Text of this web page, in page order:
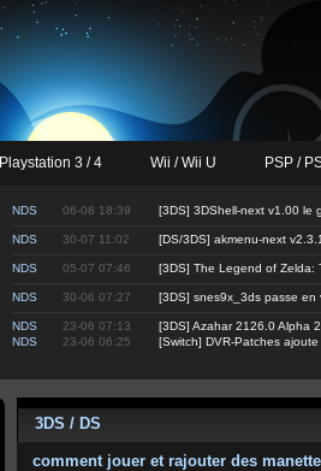
Playstation 3 / 4 Wii / Wii U PSP /
NDS 06-08 18:39 [3DS] 3DShell-next v1.00 le
NDS 30-07 11:02 [DS/3DS] akmenu-next
NDS 05-07 07:46 [3DS] The Legend of Zelda:
NDS 30-06 07:27 [3DS] snes9x_3ds passe en
NDS 23-06 07:13
[3DS] Azahar 2126.0 Alpha
NDS
23-06 06:25 [Switch] DVR-Patches
3DS / DS
comment jouer et rajouter des